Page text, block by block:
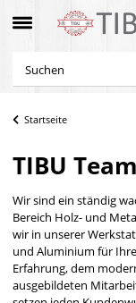
Startseite
TIBU Team
Wir sind ein ständig
Bereich Holz- und
wir in unserer
und Aluminium für
Erfahrung, dem
ausgebildeten